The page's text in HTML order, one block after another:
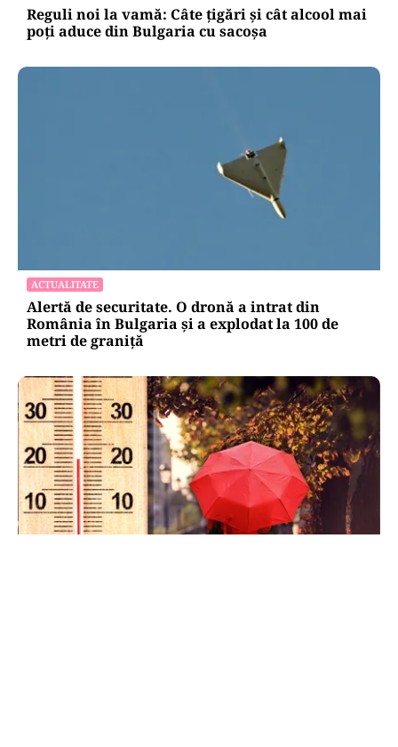
Reguli noi la vamă: Câte țigări și cât alcool mai
poți aduce din Bulgaria cu sacoșa
ACTUALITATE
Alertă de securitate. O dronă a intrat din
România în Bulgaria şi a explodat la 100 de
metri de graniţă